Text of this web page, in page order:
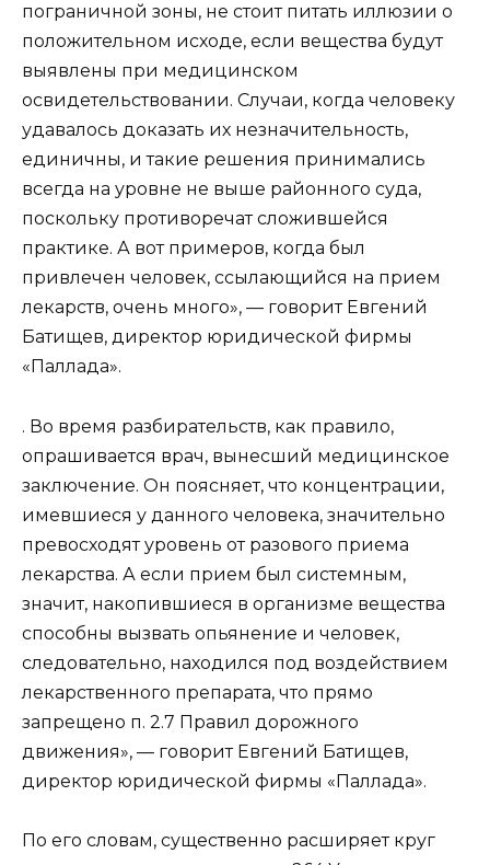
пограничной зоны, не стоит питать иллюзии о
положительном исходе, если вещества будут
выявлены при медицинском
освидетельствовании. Случаи, когда человеку
удавалось доказать их незначительность,
единичны, и такие решения принимались
всегда на уровне не выше районного суда,
поскольку противоречат сложившейся
практике. А вот примеров, когда был
привлечен человек, ссылающийся на прием
лекарств, очень много», — говорит Евгений
Батищев, директор юридической фирмы
«Паллада».
. Во время разбирательств, как правило,
опрашивается врач, вынесший медицинское
заключение. Он поясняет, что концентрации,
имевшиеся у данного человека, значительно
превосходят уровень от разового приема
лекарства. А если прием был системным,
значит, накопившиеся в организме вещества
способны вызвать опьянение и человек,
следовательно, находился под воздействием
лекарственного препарата, что прямо
запрещено п. 2.7 Правил дорожного
движения», — говорит Евгений Батищев,
директор юридической фирмы «Паллада».
По его словам, существенно расширяет круг